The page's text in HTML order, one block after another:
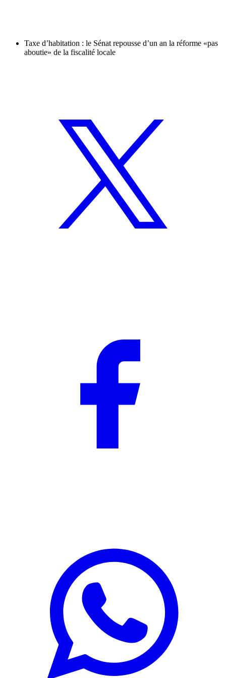
Taxe d’habitation : le Sénat repousse d’un an la réforme «pas
aboutie» de la fiscalité locale